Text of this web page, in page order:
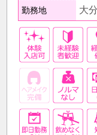
勤務地